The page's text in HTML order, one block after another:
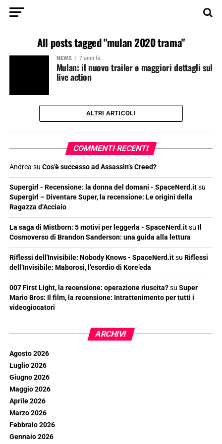
All posts tagged "mulan 2020 trama"
NEWS 7 anni fa
Mulan: il nuovo trailer e maggiori dettagli sul
live action
ALTRI ARTICOLI
COMMENTI RECENTI
Andrea su Cos’è successo ad Assassin’s Creed?
Supergirl - Recensione: la donna del domani - SpaceNerd.itsu
Supergirl – Diventare Super, la recensione: Le origini della
Ragazza d’Acciaio
La saga di Mistborn: 5 motivi per leggerla - SpaceNerd.itsu Il
Cosmoverso di Brandon Sanderson: una guida alla lettura
Riflessi dell'Invisibile: Nobody Knows - SpaceNerd.itsu Riflessi
dell’Invisibile: Maborosi, l’esordio di Kore’eda
007 First Light, la recensione: operazione riuscita?su Super
Mario Bros: Il film, la recensione: Intrattenimento per tutti i
videogiocatori
ARCHIVI
Agosto 2026
Luglio 2026
Giugno 2026
Maggio 2026
Aprile 2026
Marzo 2026
Febbraio 2026
Gennaio 2026